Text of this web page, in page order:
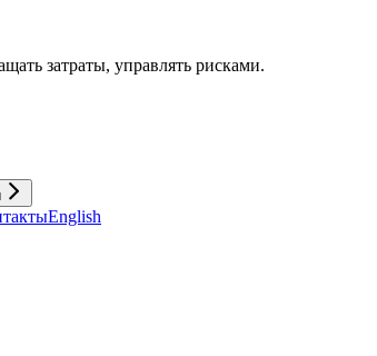
затраты, управлять рисками.
English